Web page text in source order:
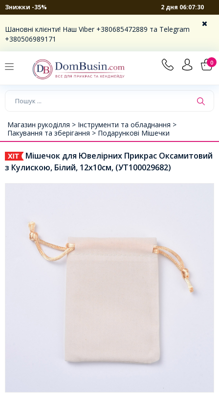
Знижки -35% 2 дня 06:07:30
Шановні клієнти! Наш Viber +380685472889 та Telegram
+380506989171
0
Магазин рукоділля > Інструменти та обладнання >
Пакування та зберігання > Подарункові Мішечки
Мішечок для Ювелірних Прикрас Оксамитовий
з Кулискою, Білий, 12х10см, (УТ100029682)